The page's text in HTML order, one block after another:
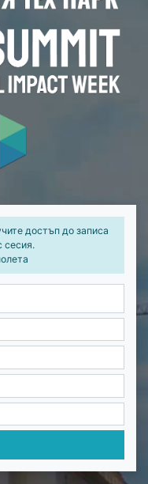
достъп до записа
сесия.